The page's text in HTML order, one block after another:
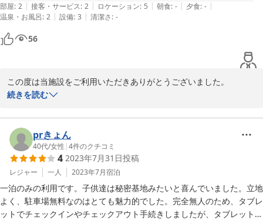
くかったです。
部屋: 2 | 接客・サービス: 2 | ロケーション: 5 | 朝食: - | 夕食: - |
温泉・お風呂: 2 | 設備: 3 | 清潔さ: -
56
この度は当施設をご利用いただきありがとうございました。
清掃や備品に関しましてご不快な思いをさせてしまい大変申し訳ご
いただきましたご意見をもとに改善に努めてまいります。
貴重なご意見をいただき誠にありがとうございました。
2023-12-06
続きを読む
prきょん
40代/女性 |4件のクチコミ
4 2023年7月31日投稿
レジャー 一人 2023年7月宿泊
一泊のみの利用です。子供達は秘密基地みたいと喜んでいました。立地
よく、駐車場無料なのはとても魅力的でした。完全無人のため、タブレ
ットでチェックインやチェックアウト手続きしましたが、タブレット端